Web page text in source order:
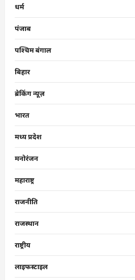
धर्म
पंजाब
पश्चिम बंगाल
बिहार
ब्रेकिंग न्यूज़
भारत
मध्य प्रदेश
मनोरंजन
महाराष्ट्र
राजनीति
राजस्थान
राष्ट्रीय
लाइफस्टाइल